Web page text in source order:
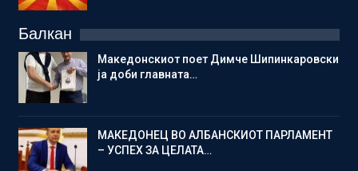
Балкан
Македонскиот поет Димче Шипинкаровски
ја доби главната…
МАКЕДОНЕЦ ВО АЛБАНСКИОТ ПАРЛАМЕНТ
– УСПЕХ ЗА ЦЕЛАТА…